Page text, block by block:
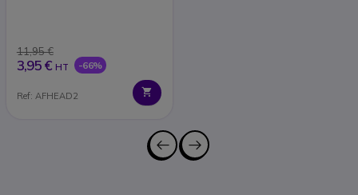
11,95 €
3,95 € HT -66%
Ref: AFHEAD2